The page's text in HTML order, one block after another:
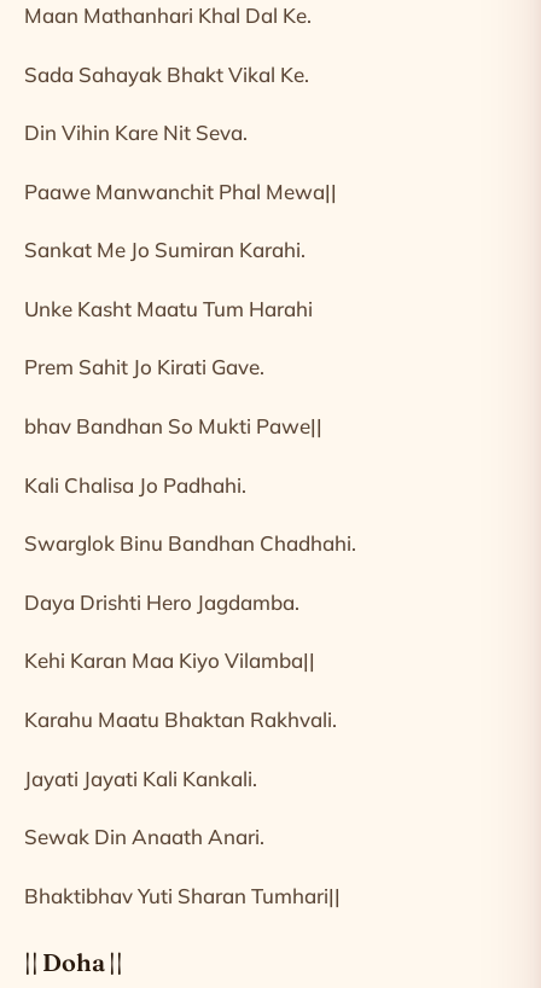
Maan Mathanhari Khal Dal Ke.
Sada Sahayak Bhakt Vikal Ke.
Din Vihin Kare Nit Seva.
Paawe Manwanchit Phal Mewa||
Sankat Me Jo Sumiran Karahi.
Unke Kasht Maatu Tum Harahi
Prem Sahit Jo Kirati Gave.
bhav Bandhan So Mukti Pawe||
Kali Chalisa Jo Padhahi.
Swarglok Binu Bandhan Chadhahi.
Daya Drishti Hero Jagdamba.
Kehi Karan Maa Kiyo Vilamba||
Karahu Maatu Bhaktan Rakhvali.
Jayati Jayati Kali Kankali.
Sewak Din Anaath Anari.
Bhaktibhav Yuti Sharan Tumhari||
|| Doha ||